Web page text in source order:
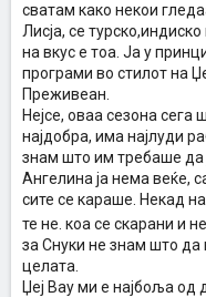
сватам како некои
Лисја, се
на вкус е тоа. Ја у
програми во стилот на
Преживеан.
Нејсе, оваа сезона сега
најдобра, има најлуди
знам што им требаше да
Ангелина ја нема веќе,
сите се караше. Некад
те не. коа се скарани и
за Снуки не знам што
целата.
Џеј Вау ми е најбоља од